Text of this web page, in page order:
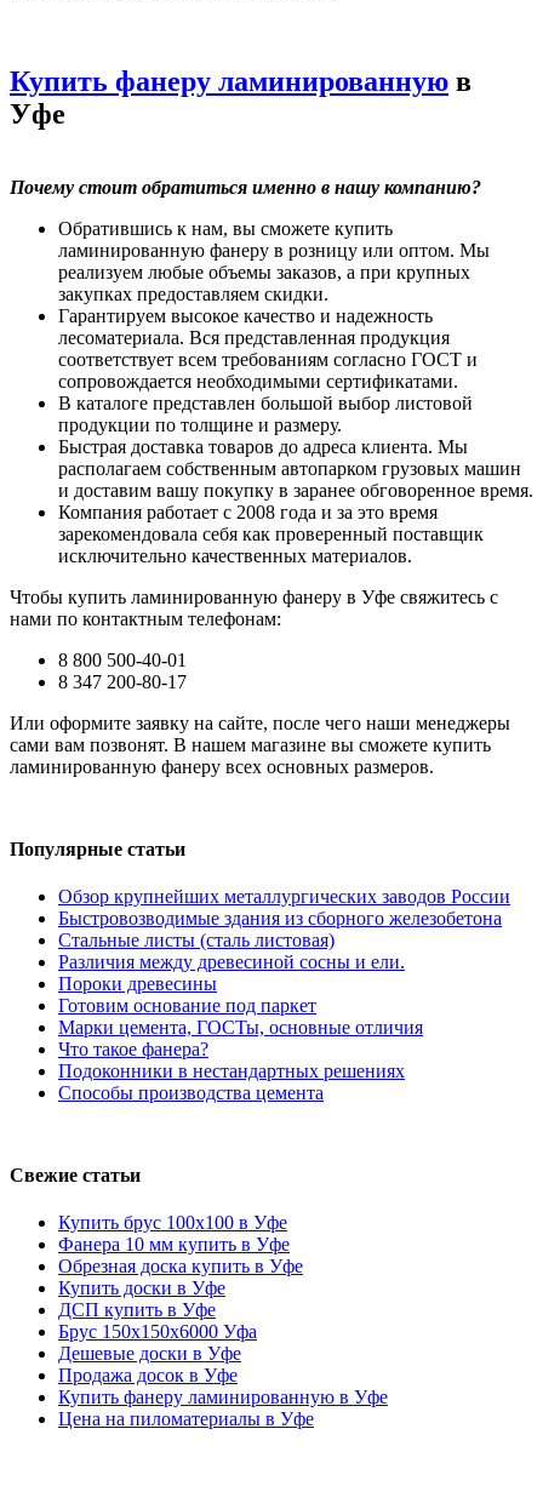
Купить фанеру ламинированную в
Уфе
Почему стоит обратиться именно в нашу компанию?
Обратившись к нам, вы сможете купить
ламинированную фанеру в розницу или оптом. Мы
реализуем любые объемы заказов, а при крупных
закупках предоставляем скидки.
Гарантируем высокое качество и надежность
лесоматериала. Вся представленная продукция
соответствует всем требованиям согласно ГОСТ и
сопровождается необходимыми сертификатами.
В каталоге представлен большой выбор листовой
продукции по толщине и размеру.
Быстрая доставка товаров до адреса клиента. Мы
располагаем собственным автопарком грузовых машин
и доставим вашу покупку в заранее обговоренное время.
Компания работает с 2008 года и за это время
зарекомендовала себя как проверенный поставщик
исключительно качественных материалов.
Чтобы купить ламинированную фанеру в Уфе свяжитесь с
нами по контактным телефонам:
8 800 500-40-01
8 347 200-80-17
Или оформите заявку на сайте, после чего наши менеджеры
сами вам позвонят. В нашем магазине вы сможете купить
ламинированную фанеру всех основных размеров.
Популярные статьи
Обзор крупнейших металлургических заводов России
Быстровозводимые здания из сборного железобетона
Стальные листы (сталь листовая)
Различия между древесиной сосны и ели.
Пороки древесины
Готовим основание под паркет
Марки цемента, ГОСТы, основные отличия
Что такое фанера?
Подоконники в нестандартных решениях
Способы производства цемента
Свежие статьи
Купить брус 100х100 в Уфе
Фанера 10 мм купить в Уфе
Обрезная доска купить в Уфе
Купить доски в Уфе
ДСП купить в Уфе
Брус 150х150х6000 Уфа
Дешевые доски в Уфе
Продажа досок в Уфе
Купить фанеру ламинированную в Уфе
Цена на пиломатериалы в Уфе